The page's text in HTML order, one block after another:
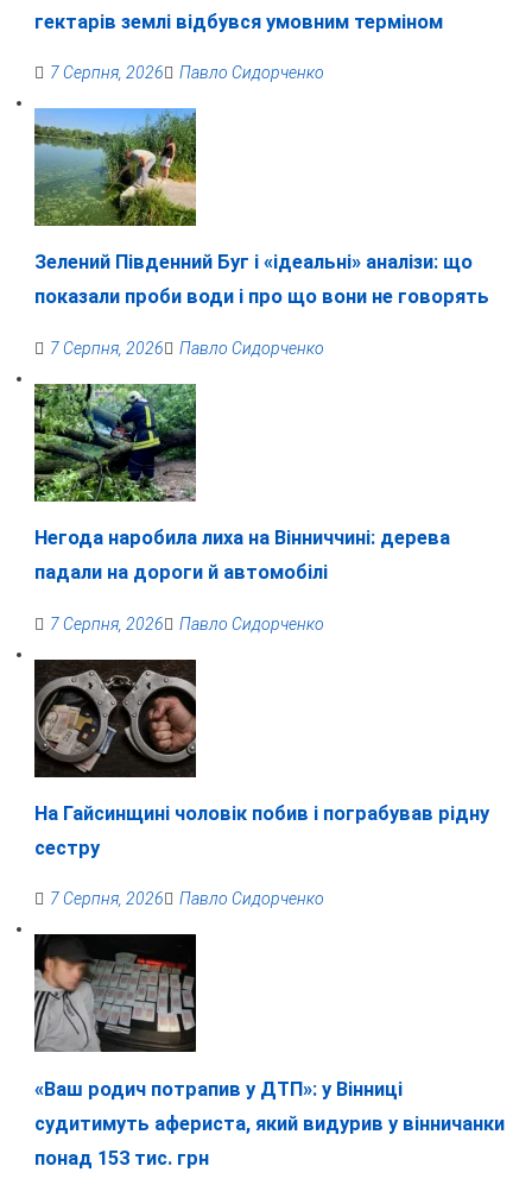
гектарів землі відбувся умовним терміном
7 Серпня, 2026 Павло Сидорченко
Зелений Південний Буг і «ідеальні» аналізи: що
показали проби води і про що вони не говорять
7 Серпня, 2026 Павло Сидорченко
Негода наробила лиха на Вінниччині: дерева
падали на дороги й автомобілі
7 Серпня, 2026 Павло Сидорченко
На Гайсинщині чоловік побив і пограбував рідну
сестру
7 Серпня, 2026 Павло Сидорченко
«Ваш родич потрапив у ДТП»: у Вінниці
судитимуть афериста, який видурив у вінничанки
понад 153 тис. грн